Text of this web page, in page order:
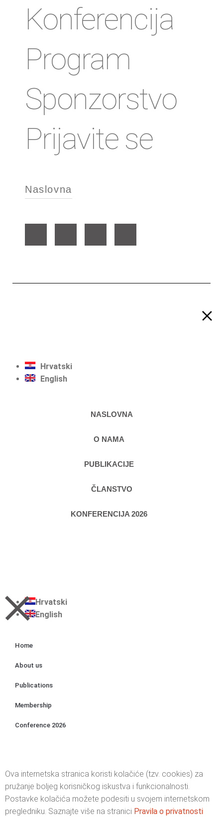
Konferencija
Program
Sponzorstvo
Prijavite se
Naslovna
Hrvatski
English
NASLOVNA
O NAMA
PUBLIKACIJE
ČLANSTVO
KONFERENCIJA 2026
Hrvatski
English
Home
About us
Publications
Membership
Conference 2026
Ova internetska stranica koristi kolačiće (tzv. cookies) za
pružanje boljeg korisničkog iskustva i funkcionalnosti.
Postavke kolačića možete podesiti u svojem internetskom
pregledniku. Saznajte više na stranici Pravila o privatnosti